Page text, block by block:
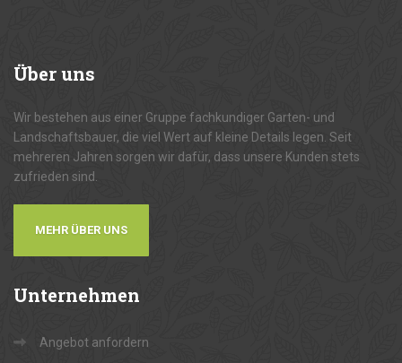
Überuns
Wir bestehen aus einer Gruppe fachkundiger Garten- und
Landschaftsbauer, die viel Wert auf kleine Details legen. Seit
mehreren Jahren sorgen wir dafür, dass unsere Kunden stets
zufrieden sind.
MEHR ÜBER UNS
Unternehmen
Angebot anfordern